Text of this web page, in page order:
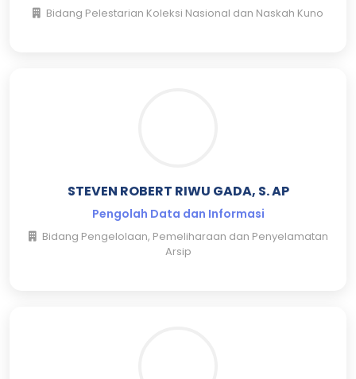
Bidang Pelestarian Koleksi Nasional dan Naskah Kuno
STEVEN ROBERT RIWU GADA, S. AP
Pengolah Data dan Informasi
Bidang Pengelolaan, Pemeliharaan dan Penyelamatan
Arsip